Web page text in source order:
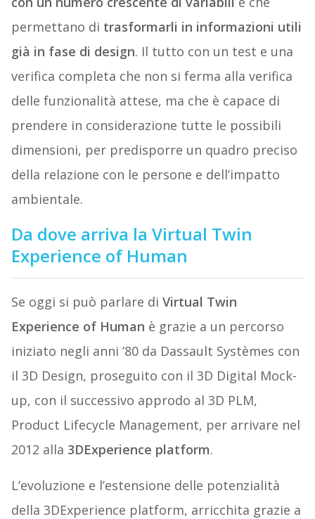
permettano di trasformarli in informazioni utili
già in fase di design. Il tutto con un test e una
verifica completa che non si ferma alla verifica
delle funzionalità attese, ma che è capace di
prendere in considerazione tutte le possibili
dimensioni, per predisporre un quadro preciso
della relazione con le persone e dell’impatto
ambientale.
Da dove arriva la Virtual Twin
Experience of Human
Se oggi si può parlare di Virtual Twin
Experience of Human è grazie a un percorso
iniziato negli anni ’80 da Dassault Systèmes con
il 3D Design, proseguito con il 3D Digital Mock-
up, con il successivo approdo al 3D PLM,
Product Lifecycle Management, per arrivare nel
2012 alla 3DExperience platform.
L’evoluzione e l’estensione delle potenzialità
della 3DExperience platform, arricchita grazie a